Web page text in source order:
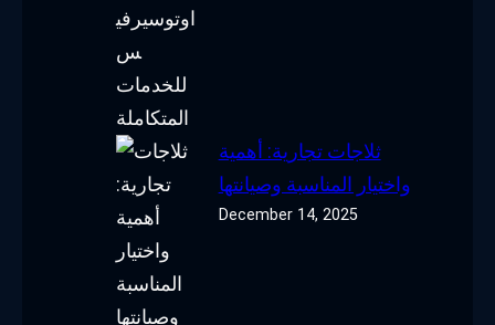
ثلاجات تجارية: أهمية
واختيار المناسبة وصيانتها
December 14, 2025